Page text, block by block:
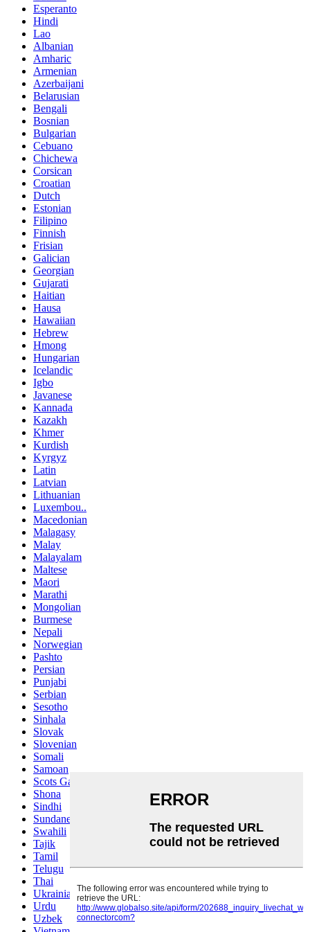
Esperanto
Hindi
Lao
Albanian
Amharic
Armenian
Azerbaijani
Belarusian
Bengali
Bosnian
Bulgarian
Cebuano
Chichewa
Corsican
Croatian
Dutch
Estonian
Filipino
Finnish
Frisian
Galician
Georgian
Gujarati
Haitian
Hausa
Hawaiian
Hebrew
Hmong
Hungarian
Icelandic
Igbo
Javanese
Kannada
Kazakh
Khmer
Kurdish
Kyrgyz
Latin
Latvian
Lithuanian
Luxembou..
Macedonian
Malagasy
Malay
Malayalam
Maltese
Maori
Marathi
Mongolian
Burmese
Nepali
Norwegian
Pashto
Persian
Punjabi
Serbian
Sesotho
Sinhala
Slovak
Slovenian
Somali
Samoan
Scots Gaelic
Shona
Sindhi
Sundanese
Swahili
Tajik
Tamil
Telugu
Thai
Ukrainian
Urdu
Uzbek